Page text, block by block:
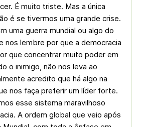
É muito triste. Mas a única
é se tivermos uma grande crise.
uma guerra mundial ou algo do
nos lembre por que a democracia
que concentrar muito poder em
o inimigo, não nos leva ao
acredito que há algo na
nos faça preferir um líder forte.
esse sistema maravilhoso
A ordem global que veio após